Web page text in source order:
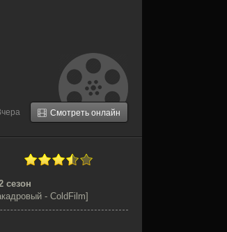
Смотреть онлайн
сезон
- ColdFilm]